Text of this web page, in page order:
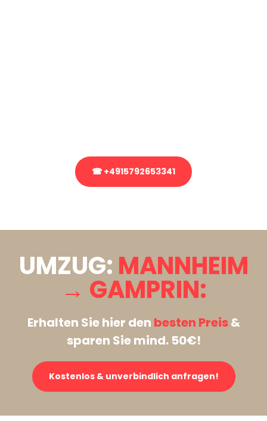
☎ +4915792653341
UMZUG: MANNHEIM
→ GAMPRIN:
Erhalten Sie hier den besten Preis&
sparen Sie mind. 50€!
Kostenlos & unverbindlich anfragen!